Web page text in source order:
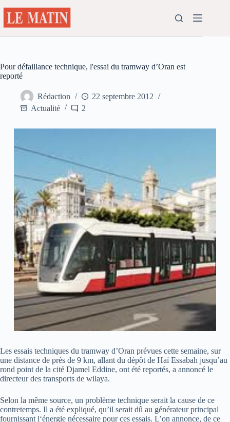
au
contenu
Pour défaillance technique, l'essai du tramway d’Oran est
reporté
Rédaction
22 septembre 2012
Actualité
2
Les essais techniques du tramway d’Oran prévues cette semaine, sur
une distance de près de 9 km, allant du dépôt de Haï Essabah jusqu’au
rond point de la cité Djamel Eddine, ont été reportés, a annoncé le
directeur des transports de wilaya.
Selon la même source, un problème technique serait la cause de ce
contretemps. Il a été expliqué, qu’il serait dû au générateur principal
fournissant l‘énergie nécessaire pour ces essais. L’on annonce, de ce